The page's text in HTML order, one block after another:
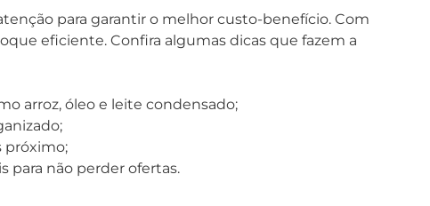
para garantir o melhor custo-benefício. Com
eficiente. Confira algumas dicas que fazem a
arroz, óleo e leite condensado;
próximo;
para não perder ofertas.